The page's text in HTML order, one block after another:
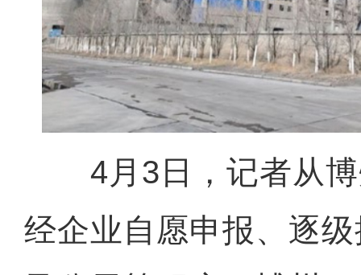
4月3日，记者从博
经企业自愿申报、逐